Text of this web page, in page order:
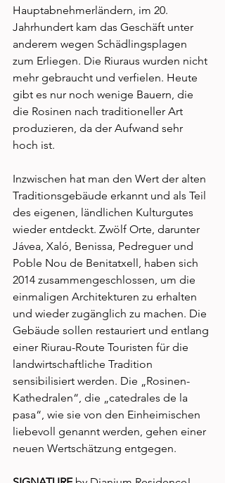
Hauptabnehmerländern, im 20.
Jahrhundert kam das Geschäft unter
anderem wegen Schädlingsplagen
zum Erliegen. Die Riuraus wurden nicht
mehr gebraucht und verfielen. Heute
gibt es nur noch wenige Bauern, die
die Rosinen nach traditioneller Art
produzieren, da der Aufwand sehr
hoch ist.
Inzwischen hat man den Wert der alten
Traditionsgebäude erkannt und als Teil
des eigenen, ländlichen Kulturgutes
wieder entdeckt. Zwölf Orte, darunter
Jávea, Xaló, Benissa, Pedreguer und
Poble Nou de Benitatxell, haben sich
2014 zusammengeschlossen, um die
einmaligen Architekturen zu erhalten
und wieder zugänglich zu machen. Die
Gebäude sollen restauriert und entlang
einer Riurau-Route Touristen für die
landwirtschaftliche Tradition
sensibilisiert werden. Die „Rosinen-
Kathedralen“, die „catedrales de la
pasa“, wie sie von den Einheimischen
liebevoll genannt werden, gehen einer
neuen Wertschätzung entgegen.